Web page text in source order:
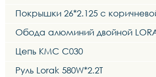
Покрышки 26*2.125 с
Обода алюминий двойной
Цепь KMC C030
Руль Lorak 580W*2.2T